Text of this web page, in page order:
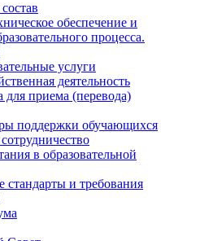
обеспечение и
процесса.
услуги
деятельность
для приема (перевода)
поддержки обучающихся
в образовательной
стандарты и требования